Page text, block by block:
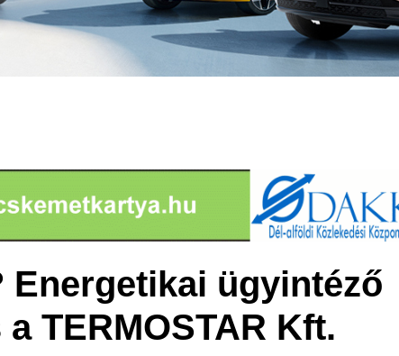
Energetikai ügyintéző
TERMOSTAR Kft.